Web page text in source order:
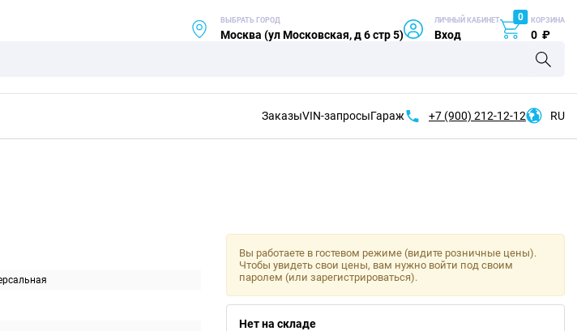
ВЫБРАТЬ ГОРОД
Москва (ул Московская, д 6 стр 5)
ЛИЧНЫЙ КАБИНЕТ
Вход
0 КОРЗИНА
0 ₽
ЗаказыVIN-запросыГараж +7 (900) 212-12-12 RU
Вы работаете в гостевом режиме (видите розничные цены).
Чтобы увидеть свои цены, вам нужно войти под своим
паролем (или зарегистрироваться).
Нет на складе